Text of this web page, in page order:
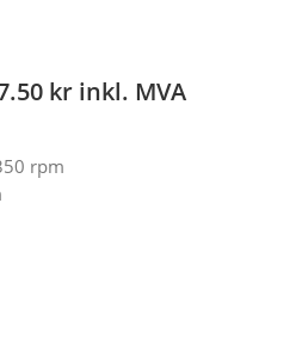
kr inkl. MVA
rpm